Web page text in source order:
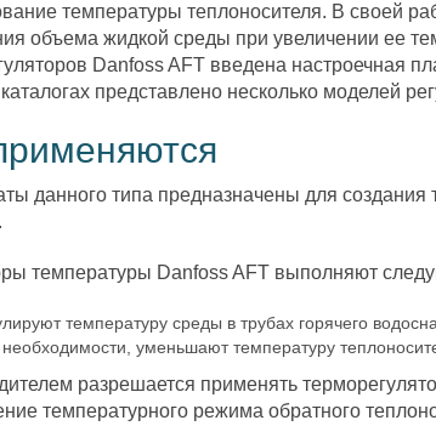
температуры теплоносителя. В своей
объема жидкой среды при увеличении ее
Danfoss AFT введена настроечная
представлено несколько моделей
данного типа предназначены для
температуры Danfoss AFT выполняют
температуру среды в трубах горячего
уменьшают температуру
разрешается применять
температурного режима обратного